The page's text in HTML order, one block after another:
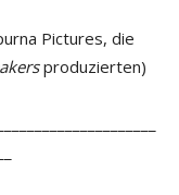
Pictures, die
produzierten)